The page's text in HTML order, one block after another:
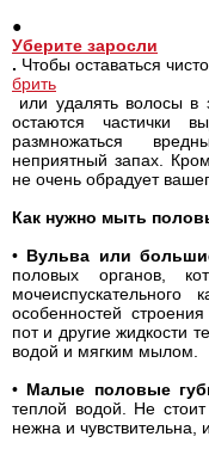
●
Уберите заросли
. Чтобы оставаться
брить
или удалять волосы в
остаются частички
размножаться
неприятный запах.
не очень обрадует
Как нужно мыть
• Вульва или
половых органов,
особенностей
пот и другие жидкости
водой и мягким мылом.
• Малые половые
теплой водой. Не стоит
нежна и